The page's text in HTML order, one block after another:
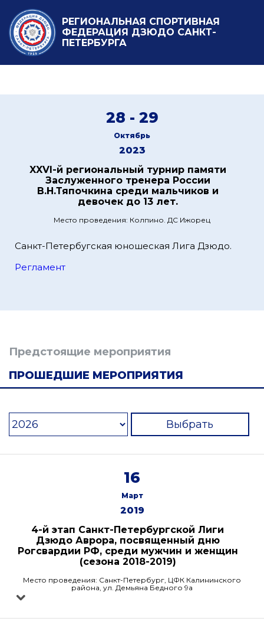
РЕГИОНАЛЬНАЯ СПОРТИВНАЯ
ФЕДЕРАЦИЯ ДЗЮДО САНКТ-
ПЕТЕРБУРГА
28 - 29
Октябрь
2023
XXVI-й региональный турнир памяти
Заслуженного тренера России
В.Н.Тяпочкина среди мальчиков и
девочек до 13 лет.
Место проведения: Колпино. ДС Ижорец
Санкт-Петербугская юношеская Лига Дзюдо.
Регламент
Предстоящие мероприятия
ПРОШЕДШИЕ МЕРОПРИЯТИЯ
Выбрать
16
Март
2019
4-й этап Санкт-Петербургской Лиги
Дзюдо Аврора, посвященный дню
Рогсвардии РФ, среди мужчин и женщин
(сезона 2018-2019)
Место проведения: Санкт-Петербург, ЦФК Калининского
района, ул. Демьяна Бедного 9а